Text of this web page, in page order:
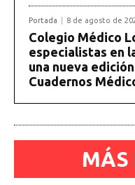
Portada 8 de agosto de
Colegio Médico
especialistas en
una nueva
Cuadernos
MÁS